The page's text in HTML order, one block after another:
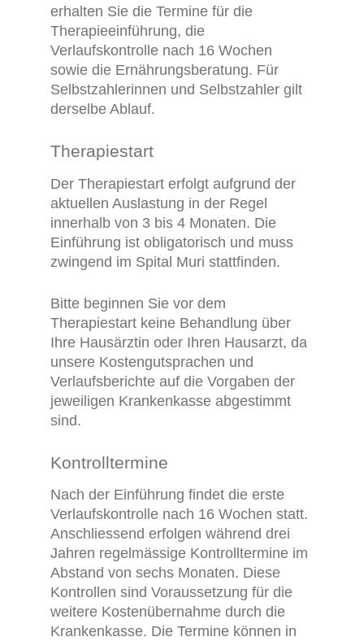
erhalten Sie die Termine für die
Therapieeinführung, die
Verlaufskontrolle nach 16 Wochen
sowie die Ernährungsberatung. Für
Selbstzahlerinnen und Selbstzahler gilt
derselbe Ablauf.
Therapiestart
Der Therapiestart erfolgt aufgrund der
aktuellen Auslastung in der Regel
innerhalb von 3 bis 4 Monaten. Die
Einführung ist obligatorisch und muss
zwingend im Spital Muri stattfinden.
Bitte beginnen Sie vor dem
Therapiestart keine Behandlung über
Ihre Hausärztin oder Ihren Hausarzt, da
unsere Kostengutsprachen und
Verlaufsberichte auf die Vorgaben der
jeweiligen Krankenkasse abgestimmt
sind.
Kontrolltermine
Nach der Einführung findet die erste
Verlaufskontrolle nach 16 Wochen statt.
Anschliessend erfolgen während drei
Jahren regelmässige Kontrolltermine im
Abstand von sechs Monaten. Diese
Kontrollen sind Voraussetzung für die
weitere Kostenübernahme durch die
Krankenkasse. Die Termine können in